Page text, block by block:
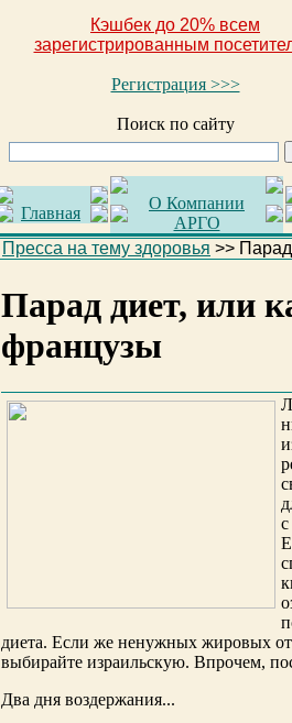
Кэшбек до 20% всем
зарегистрированным
Регистрация >>>
Поиск по сайту
Главная
О Компании
АРГО
Пресса на тему здоровья >>
Парад диет, или
французы
диета. Если же ненужных жировых
выбирайте израильскую. Впрочем,
Два дня воздержания...